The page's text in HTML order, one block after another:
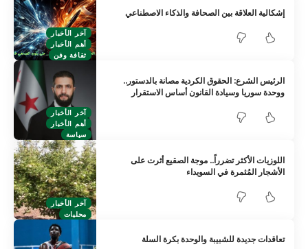
آخر الأخبار
أهم الأخبار
ثقافة وفن
إشكالية العلاقة بين الصحافة والذكاء الاصطناعي
آخر الأخبار
أهم الأخبار
سياسة
الرئيس الشرع: الحقوق الكردية مصانة بالدستور..
ووحدة سوريا وسيادة القانون أساس الاستقرار
آخر الأخبار
محليات
اللوزيات الأكثر تضرراً.. موجة الصقيع أثرت على
الأشجار المُثمرة في السويداء
تعاقدات جديدة للشبيبة والوحدة بكرة السلة